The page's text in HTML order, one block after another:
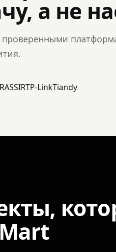
а не
проверенными
TP-LinkTiandy